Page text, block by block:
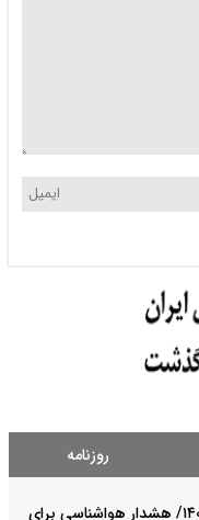
روزنامه
وضعیت هوای جمعه و شنبه ۱۶ و ۱۷ مرداد ۱۴۰۵/ هشدار هواشناسی برای